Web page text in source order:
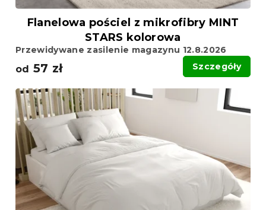
w
Flanelowa pościel z mikrofibry MINT
STARS kolorowa
Przewidywane zasilenie magazynu 12.8.2026
od 57 zł Szczegóły